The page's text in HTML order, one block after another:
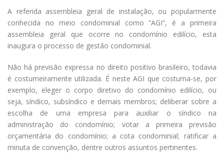
A referida assembleia geral de instalação, ou popularmente
conhecida no meio condominial como “AGI”, é a primeira
assembleia geral que ocorre no condomínio edilício, esta
inaugura o processo de gestão condominial.
Não há previsão expressa no direito positivo brasileiro, todavia
é costumeiramente utilizada. É neste AGI que costuma-se, por
exemplo, eleger o corpo diretivo do condomínio edilício, ou
seja, síndico, subsíndico e demais membros; deliberar sobre a
escolha de uma empresa para auxiliar o síndico na
administração do condomínio; votar a primeira previsão
orçamentária do condomínio; a cota condominial; ratificar a
minuta de convenção, dentre outros assuntos pertinentes.
Condomínio
em Cuiabá é
condenado
por
interromper
o
fornecimento